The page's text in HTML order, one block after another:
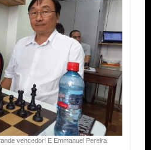
vencedor! E Emmanuel Pereira